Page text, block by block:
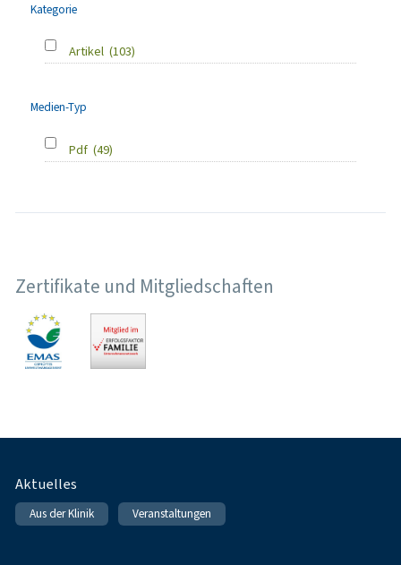
Kategorie
Artikel (103)
Medien-Typ
Pdf (49)
Zertifikate und Mitgliedschaften
Fußnavigation
Aktuelles
Aus der Klinik Veranstaltungen